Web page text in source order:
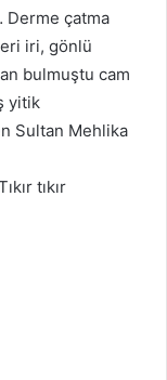
Derme çatma
iri, gönlü
bulmuştu cam
yitik
Sultan Mehlika
tıkır